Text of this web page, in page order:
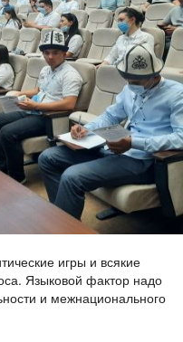
игры и всякие
Языковой фактор надо
и межнационального